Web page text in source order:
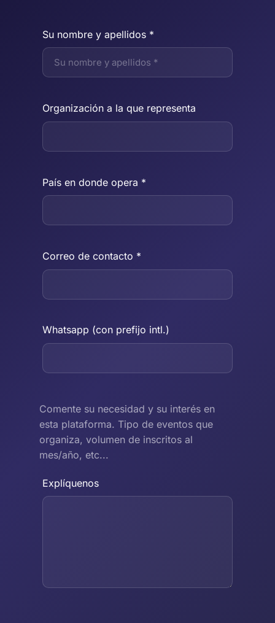
Su nombre y apellidos *
Organización a la que representa
País en donde opera *
Correo de contacto *
Whatsapp (con prefijo intl.)
Comente su necesidad y su interés en
esta plataforma. Tipo de eventos que
organiza, volumen de inscritos al
mes/año, etc...
Explíquenos